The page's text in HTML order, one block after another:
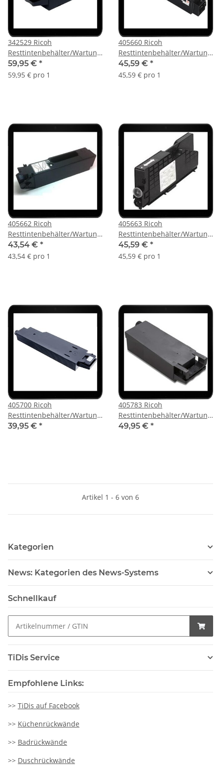
342529 Ricoh
Resttintenbehälter/Wartungstank/Maintenance
für den Ri1000
59,95 € *
59,95 € pro 1
405660 Ricoh
Resttintenbehälter/
für den Aficio GX3000,
GX3050
45,59 € *
45,59 € pro 1
405662 Ricoh
Resttintenbehälter/Wartungstank/Maintenance
für den Aficio GX2500
43,54 € *
43,54 € pro 1
405663 Ricoh
Resttintenbehälter/
für den Aficio GX7000
45,59 € *
45,59 € pro 1
405700 Ricoh
Resttintenbehälter/Wartungstank/Maintenance
für den GXE2600, GXE3300
39,95 € *
405783 Ricoh
Resttintenbehälter/
für SG2100, SG3110 u.v.m.
49,95 € *
Artikel 1 - 6 von 6
Kategorien
News: Kategorien des News-Systems
Schnellkauf
TiDis Service
Empfohlene Links:
>> TiDis auf Facebook
>> Küchenrückwände
>> Badrückwände
>> Duschrückwände